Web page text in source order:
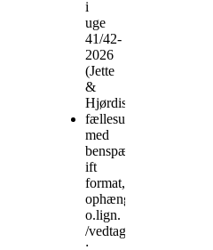
i
uge
41/42-
2026
(Jette
&
Hjørdis)
fællesudstilling
med
benspænd
ift
format,
ophængning
o.lign.
/vedtaget
: